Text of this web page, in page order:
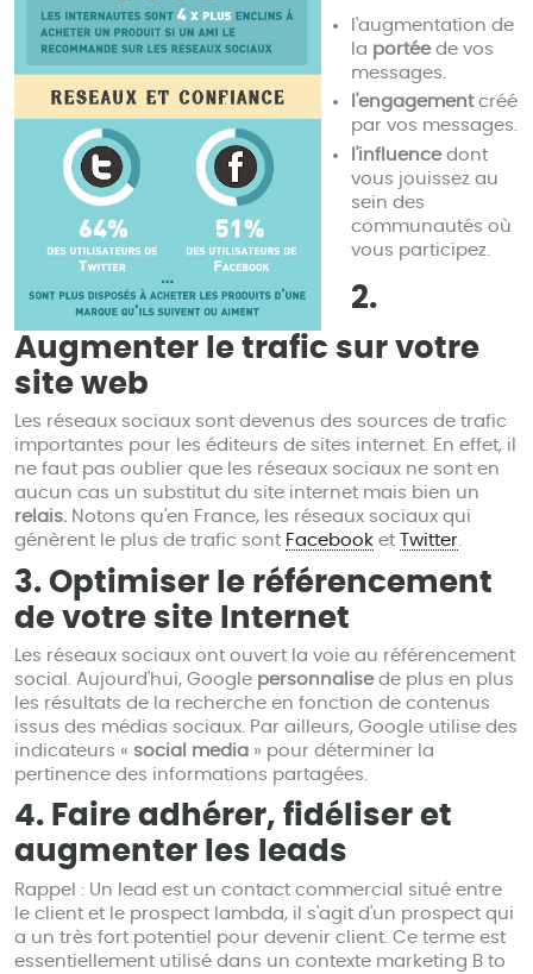
l'augmentation de
la portéede vos
messages.
l'engagementcréé
par vos messages.
l'influencedont
vous jouissez au
sein des
communautés où
vous participez.
2.
Augmenter le trafic sur votre
site web
Les réseaux sociaux sont devenus des sources de trafic
importantes pour les éditeurs de sites internet. En effet, il
ne faut pas oublier que les réseaux sociaux ne sont en
aucun cas un substitut du site internet mais bien un
relais. Notons qu'en France, les réseaux sociaux qui
génèrent le plus de trafic sont Facebook et Twitter.
3. Optimiser le référencement
de votre site Internet
Les réseaux sociaux ont ouvert la voie au référencement
social. Aujourd'hui, Google personnalisede plus en plus
les résultats de la recherche en fonction de contenus
issus des médias sociaux. Par ailleurs, Google utilise des
indicateurs « social media » pour déterminer la
pertinence des informations partagées.
4. Faire adhérer, fidéliser et
augmenter les leads
Rappel : Un lead est un contact commercial situé entre
le client et le prospect lambda, il s'agit d'un prospect qui
a un très fort potentiel pour devenir client. Ce terme est
essentiellement utilisé dans un contexte marketing B to